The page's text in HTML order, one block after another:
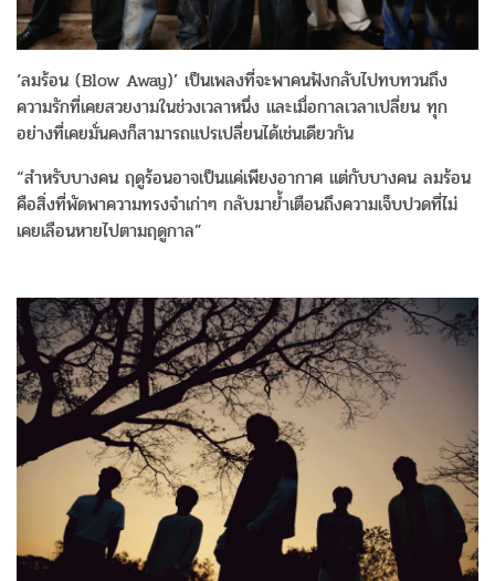
‘ลมร้อน (Blow Away)’ เป็นเพลงที่จะพาคนฟังกลับไปทบทวนถึง
ความรักที่เคยสวยงามในช่วงเวลาหนึ่ง และเมื่อกาลเวลาเปลี่ยน ทุก
อย่างที่เคยมั่นคงก็สามารถแปรเปลี่ยนได้เช่นเดียวกัน
“สำหรับบางคน ฤดูร้อนอาจเป็นแค่เพียงอากาศ แต่กับบางคน ลมร้อน
คือสิ่งที่พัดพาความทรงจำเก่าๆ กลับมาย้ำเตือนถึงความเจ็บปวดที่ไม่
เคยเลือนหายไปตามฤดูกาล”